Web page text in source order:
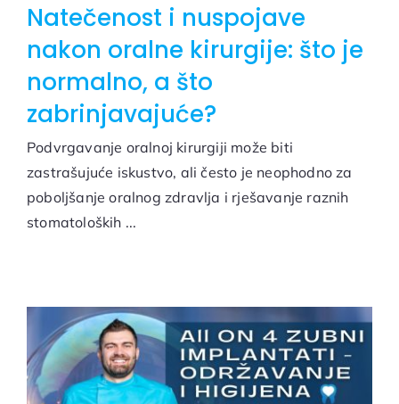
Natečenost i nuspojave
nakon oralne kirurgije: što je
normalno, a što
zabrinjavajuće?
Podvrgavanje oralnoj kirurgiji može biti
zastrašujuće iskustvo, ali često je neophodno za
poboljšanje oralnog zdravlja i rješavanje raznih
stomatoloških ...